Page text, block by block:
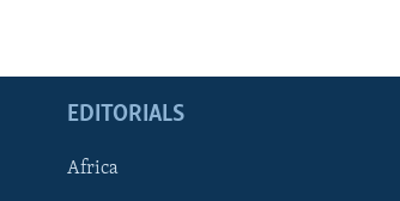
EDITORIALS
Africa